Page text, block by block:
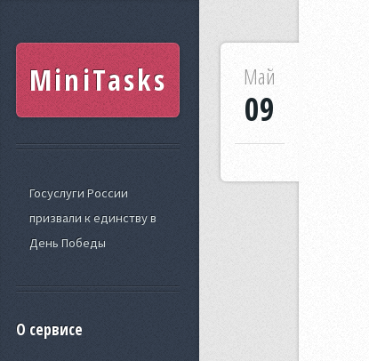
MiniTasks
Госуслуги России
призвали к единству в
День Победы
О сервисе
Май
09